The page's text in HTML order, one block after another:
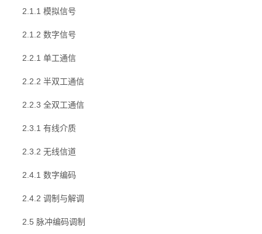
2.1.1 模拟信号
2.1.2 数字信号
2.2.1 单工通信
2.2.2 半双工通信
2.2.3 全双工通信
2.3.1 有线介质
2.3.2 无线信道
2.4.1 数字编码
2.4.2 调制与解调
2.5 脉冲编码调制